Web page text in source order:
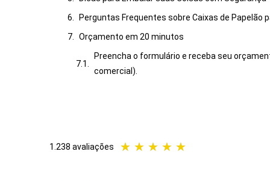
Perguntas Frequentes sobre Caixas de Papelão
Orçamento em 20 minutos
Preencha o formulário e receba seu
comercial).
1.238 avaliações ★ ★ ★ ★ ★